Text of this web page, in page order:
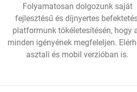
Folyamatosan dolgozunk saját
fejlesztésű és díjnyertes
platformunk tökéletesítésén, hogy
minden igényének megfeleljen.
asztali és mobil verzióban is.